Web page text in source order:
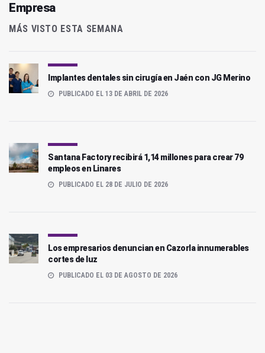
Empresa
MÁS VISTO ESTA SEMANA
Implantes dentales sin cirugía en Jaén con JG Merino
PUBLICADO EL 13 DE ABRIL DE 2026
Santana Factory recibirá 1,14 millones para crear 79
empleos en Linares
PUBLICADO EL 28 DE JULIO DE 2026
Los empresarios denuncian en Cazorla innumerables
cortes de luz
PUBLICADO EL 03 DE AGOSTO DE 2026